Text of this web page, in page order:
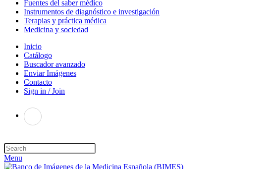
Fuentes del saber médico
Instrumentos de diagnóstico e investigación
Terapias y práctica médica
Medicina y sociedad
Inicio
Catálogo
Buscador avanzado
Enviar Imágenes
Contacto
Sign in / Join
Menu